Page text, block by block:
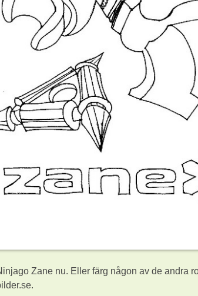
Zane nu. Eller färg någon av de andra